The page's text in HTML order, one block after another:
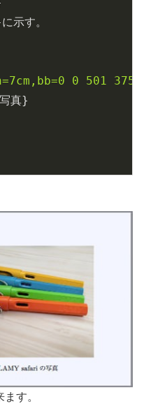
示す。
0 501 375]
真}
す。